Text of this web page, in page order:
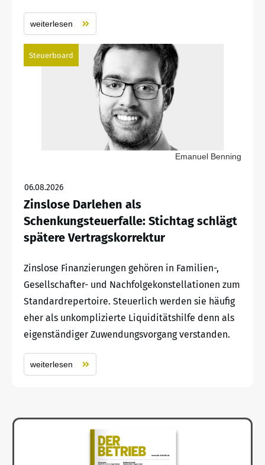
weiterlesen
Steuerboard
Emanuel Benning
06.08.2026
Zinslose Darlehen als
Schenkungsteuerfalle: Stichtag schlägt
spätere Vertragskorrektur
Zinslose Finanzierungen gehören in Familien-,
Gesellschafter- und Nachfolgekonstellationen zum
Standardrepertoire. Steuerlich werden sie häufig
eher als unkomplizierte Liquiditätshilfe denn als
eigenständiger Zuwendungsvorgang verstanden.
weiterlesen